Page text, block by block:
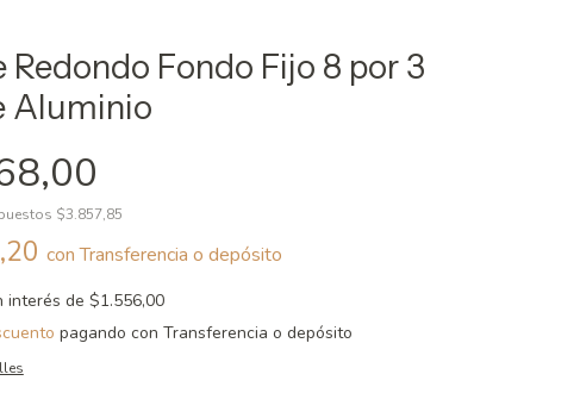
Redondo Fondo Fijo 8 por 3
Aluminio
$3.857,85
con Transferencia o depósito
interés de $1.556,00
pagando con Transferencia o depósito